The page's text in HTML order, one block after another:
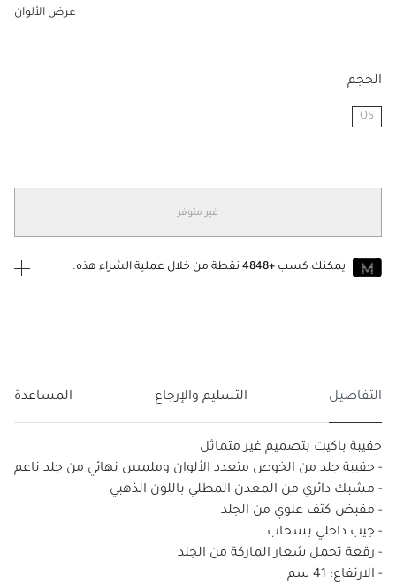
عرض الألوان
الحجم
OS
غير متوفر
يمكنك كسب +4848
نقطة من خلال عملية الشراء هذه.
التفاصيل التسليم والإرجاع المساعدة
حقيبة باكيت بتصميم غير متماثل
- حقيبة جلد من الخوص متعدد الألوان وملمس نهائي من جلد ناعم
- مشبك دائري من المعدن المطلي باللون الذهبي
- مقبض كتف علوي من الجلد
- جيب داخلي بسحاب
- رقعة تحمل شعار الماركة من الجلد
- الارتفاع: 41 سم